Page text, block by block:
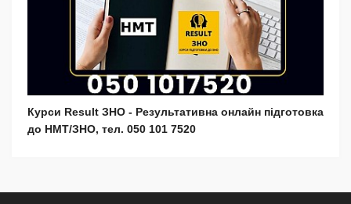
Курси Result ЗНО - Результативна онлайн підготовка
до НМТ/ЗНО, тел. 050 101 7520